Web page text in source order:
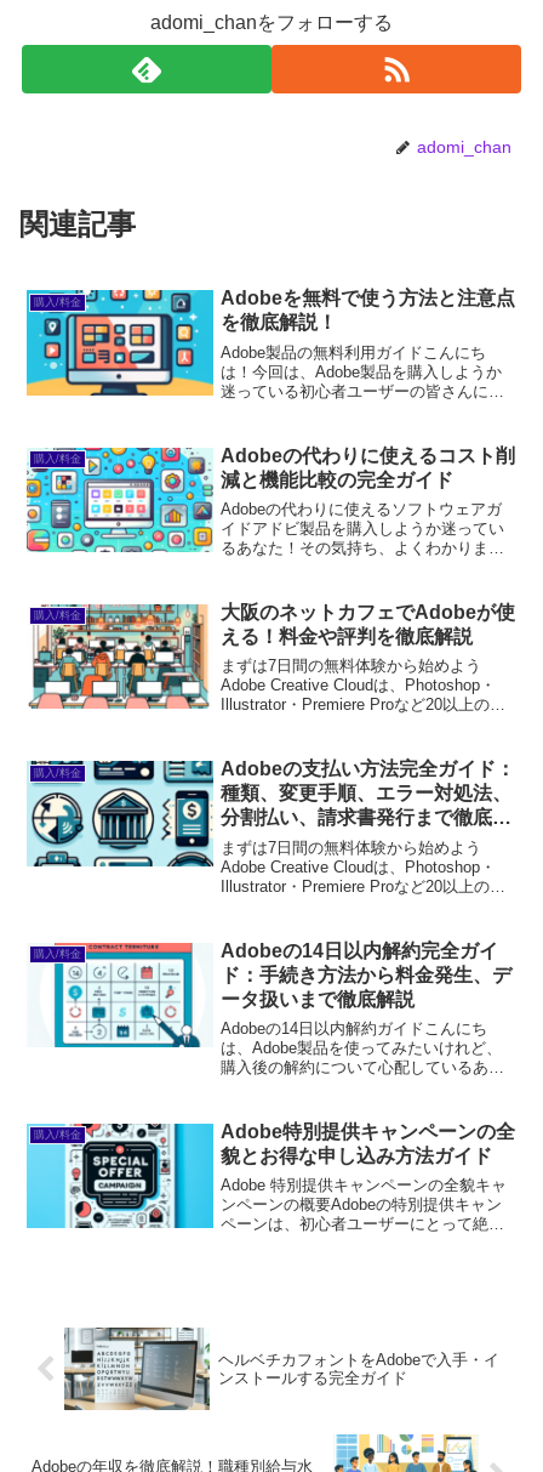
adomi_chanをフォローする
adomi_chan
関連記事
購入/料金
Adobeを無料で使う方法と注意点
を徹底解説！
Adobe製品の無料利用ガイドこんにち
は！今回は、Adobe製品を購入しようか
迷っている初心者ユーザーの皆さんに向
ンや編集において非常に人気のあるソフ
トウェアで...
購入/料金
Adobeの代わりに使えるコスト削
減と機能比較の完全ガイド
Adobeの代わりに使えるソフトウェアガ
イドアドビ製品を購入しようか迷ってい
るあなた！その気持ち、よくわかりま
悩む要素はたくさんありますよね。ここ
では、アドビ製品の代替ソ...
購入/料金
大阪のネットカフェでAdobeが使
える！料金や評判を徹底解説
まずは7日間の無料体験から始めよう
Adobe Creative Cloudは、Photoshop・
Illustrator・Premiere Proなど20以上のア
→※...
購入/料金
Adobeの支払い方法完全ガイド：
種類、変更手順、エラー対処法、
分割払い、請求書発行まで徹底解
説
まずは7日間の無料体験から始めよう
Adobe Creative Cloudは、Photoshop・
Illustrator・Premiere Proなど20以上のア
→※...
購入/料金
Adobeの14日以内解約完全ガイ
ド：手続き方法から料金発生、デ
ータ扱いまで徹底解説
Adobeの14日以内解約ガイドこんにち
は、Adobe製品を使ってみたいけれど、
購入後の解約について心配しているあな
に、具体的な手続きや注意点を詳しく解
説しますので、ぜひ...
購入/料金
Adobe特別提供キャンペーンの全
貌とお得な申し込み方法ガイド
Adobe 特別提供キャンペーンの全貌キャ
ンペーンの概要Adobeの特別提供キャン
ペーンは、初心者ユーザーにとって絶好
ヘルベチカフォントをAdobeで入手・イ
ンストールする完全ガイド
Adobeの年収を徹底解説！職種別給与水